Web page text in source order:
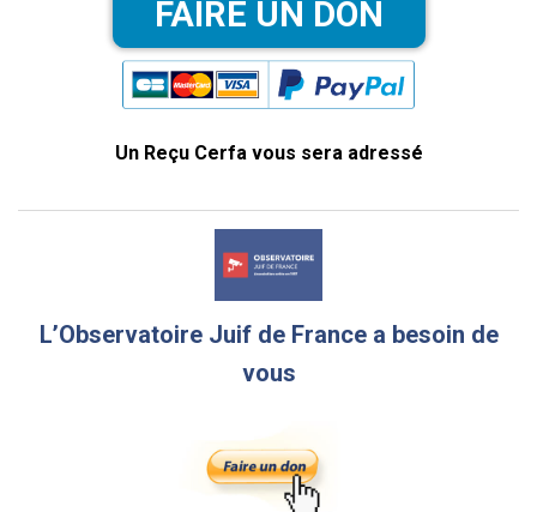
Un Reçu Cerfa vous sera adressé
L’Observatoire Juif de France a besoin de
vous